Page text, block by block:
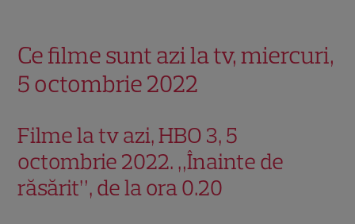
Ce filme sunt azi la tv, miercuri,
5 octombrie 2022
Filme la tv azi, HBO 3, 5
octombrie 2022. „Înainte de
răsărit”, de la ora 0.20